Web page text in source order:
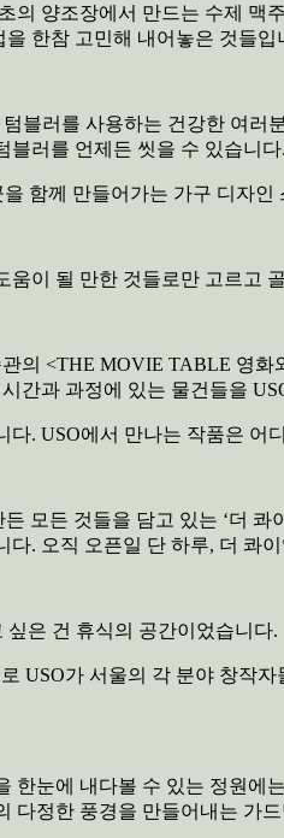
의 양조장에서 만드는 수제
한참 고민해 내어놓은 것들입
블러를 사용하는 건강한 여
러를 언제든 씻을 수 있습니
함께 만들어가는 가구 디자
이 될 만한 것들로만 고르고
의 <THE MOVIE TABLE 영
간과 과정에 있는 물건들을
. USO에서 만나는 작품은
모든 것들을 담고 있는 ‘더
. 오직 오픈일 단 하루, 더
은 건 휴식의 공간이었습니다.
USO가 서울의 각 분야 창작
한눈에 내다볼 수 있는 정원에
다정한 풍경을 만들어내는 가